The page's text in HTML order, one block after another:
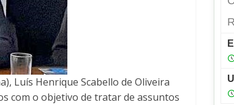
Luís Henrique Scabello de Oliveira
com o objetivo de tratar de assuntos